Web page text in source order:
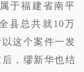
于福建省南平
县总共就10万
这个案件一发
，缪新华也结